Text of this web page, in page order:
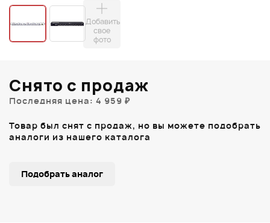
Добавить
свое
фото
Снято с продаж
Последняя цена: 4 959 ₽
Товар был снят с продаж, но вы можете подобрать
аналоги из нашего каталога
Подобрать аналог